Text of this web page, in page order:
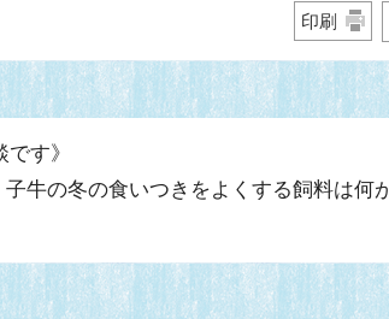
印刷
す》
牛の冬の食いつきをよくする飼料は何